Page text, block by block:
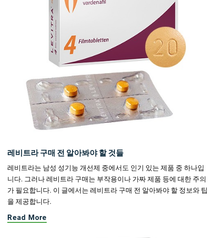
레비트라 구매 전 알아봐야 할 것들
레비트라는 남성 성기능 개선제 중에서도 인기 있는 제품 중 하나입
니다. 그러나 레비트라 구매는 부작용이나 가짜 제품 등에 대한 주의
가 필요합니다. 이 글에서는 레비트라 구매 전 알아봐야 할 정보와 팁
을 제공합니다.
Read More